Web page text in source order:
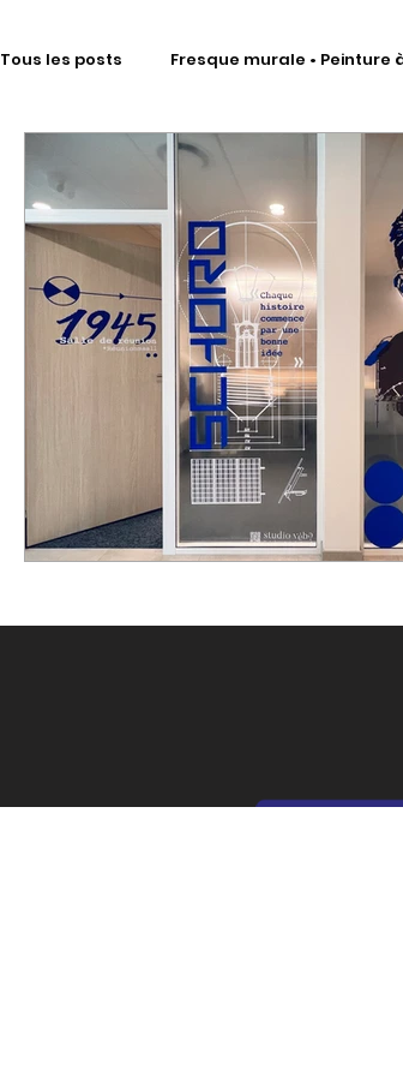
Tous les posts Fresque murale • Peinture
Fresque Signalétique • Intérieur
Fresque Signalétique • Covering
Fresque métal • Découpe à la forme
Bureau d'Étude Signalétique